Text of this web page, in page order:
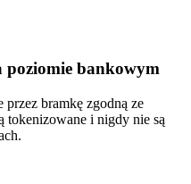
poziomie bankowym
przez bramkę zgodną ze
tokenizowane i nigdy nie są